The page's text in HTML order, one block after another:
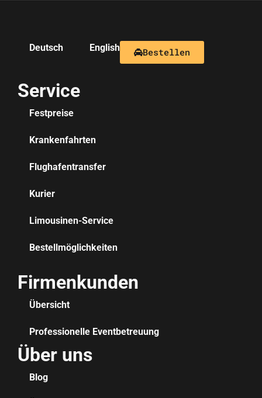
Deutsch English Bestellen
Service
Festpreise
Krankenfahrten
Flughafentransfer
Kurier
Limousinen-Service
Bestellmöglichkeiten
Firmenkunden
Übersicht
Professionelle Eventbetreuung
Über uns
Blog